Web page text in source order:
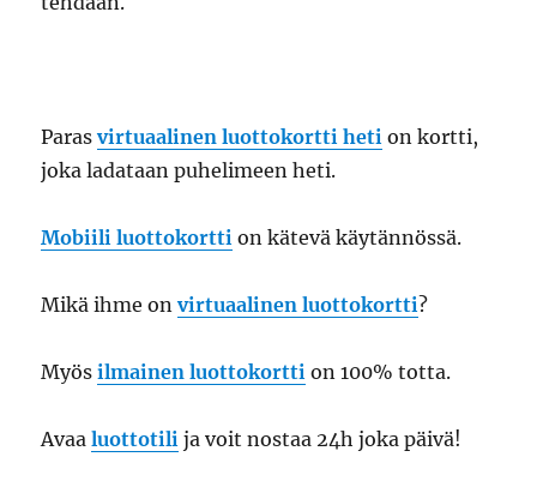
Parasvirtuaalinen luottokortti heti on kortti,
joka ladataan puhelimeen heti.
Mobiili luottokortti on kätevä käytännössä.
Mikä ihme onvirtuaalinen luottokortti?
Myösilmainen luottokortti on 100% totta.
Avaaluottotili ja voit nostaa 24h joka päivä!